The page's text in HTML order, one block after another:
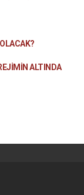
ALTINDA